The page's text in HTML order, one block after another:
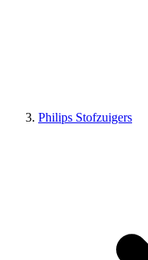
Philips Stofzuigers